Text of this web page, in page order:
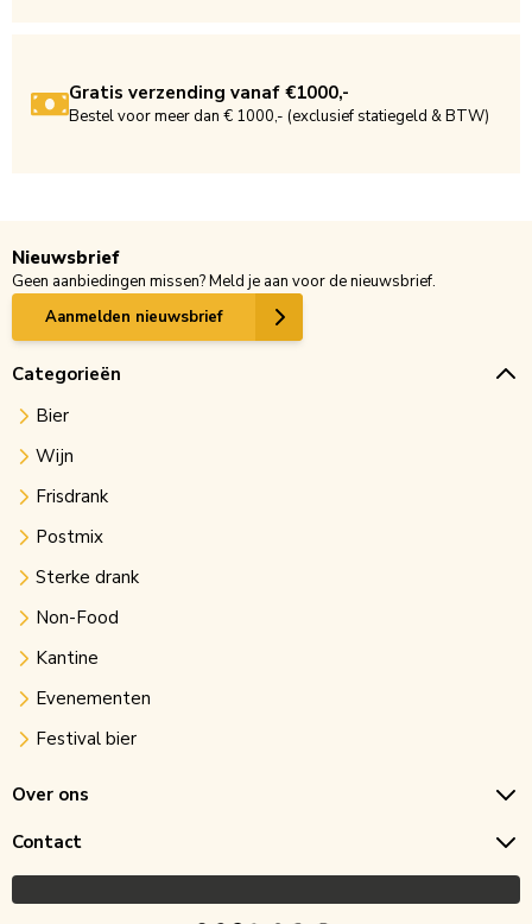
Gratis verzending vanaf €1000,-
Bestel voor meer dan € 1000,- (exclusief statiegeld & BTW)
Nieuwsbrief
Geen aanbiedingen missen? Meld je aan voor de nieuwsbrief.
Aanmelden nieuwsbrief
Categorieën
Bier
Wijn
Frisdrank
Postmix
Sterke drank
Non-Food
Kantine
Evenementen
Festival bier
Over ons
Contact